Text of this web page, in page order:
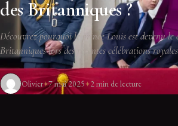
des Britanniques ?
Découvrez pourquoi le prince Louis est devenu le
Britanniques lors des récentes célébrations
Olivier 7 mai 2025 2 min de lecture